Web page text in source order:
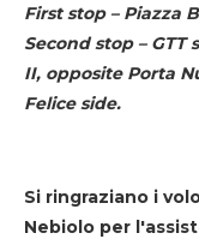
First stop – Piazza
Second stop –
II, opposite Porta
Felice side.
Si ringraziano i
Nebiolo per